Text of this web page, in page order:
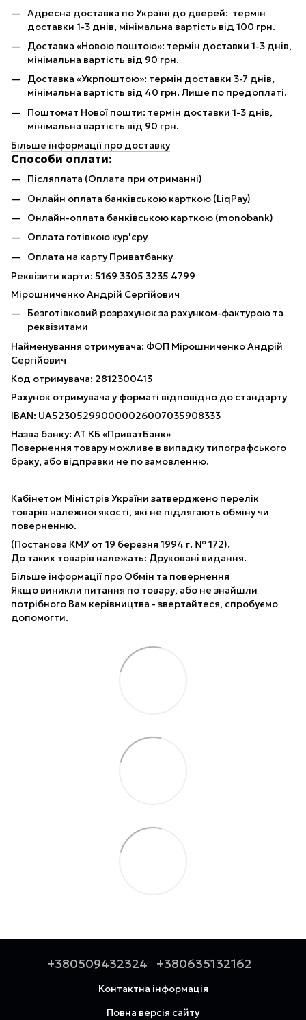
Адресна доставка по Україні до дверей: термін
доставки 1-3 днів, мінімальна вартість від 100 грн.
Доставка «Новою поштою»: термін доставки 1-3 днів,
мінімальна вартість від 90 грн.
Доставка «Укрпоштою»: термін доставки 3-7 днів,
мінімальна вартість від 40 грн. Лише по предоплаті.
Поштомат Нової пошти: термін доставки 1-3 днів,
мінімальна вартість від 90 грн.
Більше інформації про доставку
Способи оплати:
Післяплата (Оплата при отриманні)
Онлайн оплата банківською карткою (LiqPay)
Онлайн-оплата банківською карткою (monobank)
Оплата готівкою кур'єру
Оплата на карту Приватбанку
Реквізити карти: 5169 3305 3235 4799
Мірошниченко Андрій Сергійович
Безготівковий розрахунок за рахунком-фактурою та
реквізитами
Найменування отримувача: ФОП Мірошниченко Андрій
Сергійович
Код отримувача: 2812300413
Рахунок отримувача у форматі відповідно до стандарту
IBAN: UA523052990000026007035908333
Назва банку: АТ КБ «ПриватБанк»
Повернення товару можливе в випадку типографського
браку, або відправки не по замовленню.
Кабінетом Міністрів України затверджено перелік
товарів належної якості, які не підлягають обміну чи
поверненню.
(Постанова КМУ от 19 березня 1994 г. № 172).
До таких товарів належать: Друковані видання.
Більше інформації про Обмін та повернення
Якщо виникли питання по товару, або не знайшли
потрібного Вам керівництва - звертайтеся, спробуємо
допомогти.
+380509432324 +380635132162
Контактна інформація
Повна версія сайту